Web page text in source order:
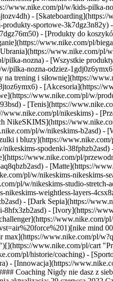
www.nike.com/pl/w/kids-pilka-
-
sportowe-
- [Produkty do
www.nike.com/pl/
www.nike.com/pl/
pilka-nozna) - [Wszystkie
nozna-odziez-
trening i siłownię](https://
- [Akcesoria](https://
www.nike.com/pl/w/
- [Tenis](https://
pl/nikeskims) -
pl/w/nikeskims-b2asd) -
i bluzy](https://
spodenki-
www.nike.com/pl/
- [Matte](https://
pl/w/nikeskims-nikeskims-
pl/w/nikeskims-studio-stretch-
weightless-layers-